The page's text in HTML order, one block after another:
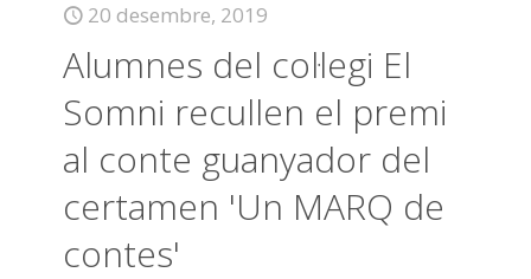
20 desembre, 2019
Alumnes del col·legi El
Somni recullen el premi
al conte guanyador del
certamen 'Un MARQ de
contes'